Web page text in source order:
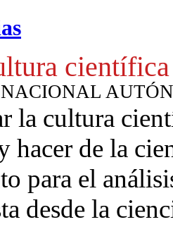
científica
la cultura
hacer de la
para el
desde la